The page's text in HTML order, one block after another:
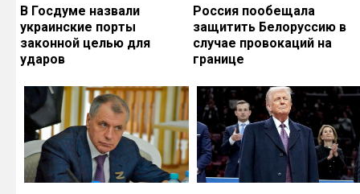
В Госдуме назвали
украинские порты
законной целью для
ударов
Россия пообещала
защитить Белоруссию в
случае провокаций на
границе